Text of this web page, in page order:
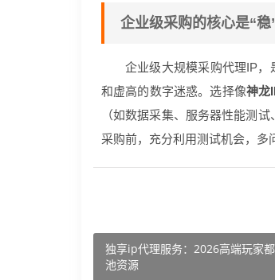
企业级采购的核心是“稳
企业级大规模采购代理IP，
和虚高的数字迷惑。选择像神龙
（如数据采集、服务器性能测
采购前，充分利用测试机会，多
独享ip代理服务：2026高端玩家
池资源